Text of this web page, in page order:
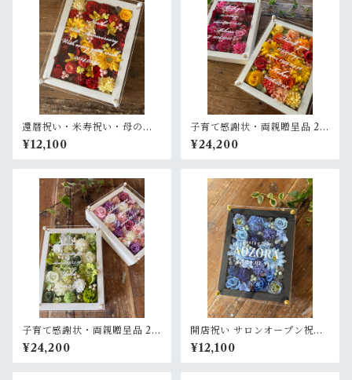
還暦祝い・米寿祝い・母の日
ギフト【名入れ】プリザーブ
ドフラワーアレンジ ウッドフ
レーム 白木枠〈赤イエロー〉
¥12,100
子育て感謝状・両親贈呈品 2個
セット【名入れ】プリザーブ
ドフラワーアレンジ ウッドフ
レーム 木枠〈赤ピンク＆イエ
¥24,200
子育て感謝状・両親贈呈品 2個
セット【名入れ】 プリザーブ
ドフラワーアレンジ ウッドフ
レーム〈白グリーン＆ピンク
¥24,200
開店祝い サロンオープン祝い
【名入れ】プリザーブドフラ
ワーアレンジウッドフレーム
黒木枠〈ブルー〉
¥12,100